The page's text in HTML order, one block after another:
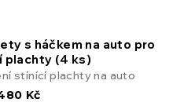
s háčkem na auto pro
plachty (4 ks)
stínící plachty na auto
Kč